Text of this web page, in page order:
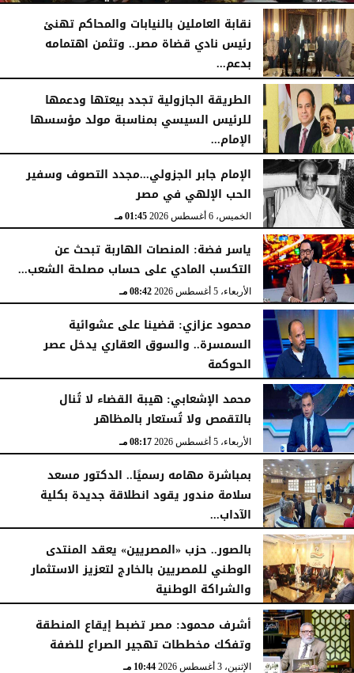
اليومالجمعة، 7 أغسطس 2026 11:31 صـ
نقابة العاملين بالنيابات والمحاكم تهنئ
رئيس نادي قضاة مصر.. وتثمن اهتمامه
بدعم...
الخميس، 6 أغسطس 2026
الطريقة الجازولية تجدد بيعتها ودعمها
للرئيس السيسي بمناسبة مولد مؤسسها
الإمام...
الخميس، 6 أغسطس 2026
الإمام جابر الجزولي...مجدد التصوف وسفير
الحب الإلهي في مصر
الخميس، 6 أغسطس 2026 01:45 مـ
ياسر فضة: المنصات الهاربة تبحث عن
التكسب المادي على حساب مصلحة الشعب...
الأربعاء، 5 أغسطس 2026 08:42 مـ
محمود عزازي: قضينا على عشوائية
السمسرة.. والسوق العقاري يدخل عصر
الحوكمة
الأربعاء، 5 أغسطس 2026
محمد الإشعابي: هيبة القضاء لا تُنال
بالتقمص ولا تُستعار بالمظاهر
الأربعاء، 5 أغسطس 2026 08:17 مـ
بمباشرة مهامه رسميًا.. الدكتور مسعد
سلامة مندور يقود انطلاقة جديدة بكلية
الآداب...
الأربعاء، 5 أغسطس 2026
بالصور.. حزب «المصريين» يعقد المنتدى
الوطني للمصريين بالخارج لتعزيز الاستثمار
والشراكة الوطنية
الثلاثاء، 4 أغسطس 2026
أشرف محمود: مصر تضبط إيقاع المنطقة
وتفكك مخططات تهجير الصراع للضفة
الإثنين، 3 أغسطس 2026 10:44 مـ